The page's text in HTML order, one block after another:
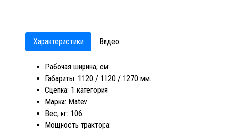
Характеристики Видео
Рабочая ширина, см:
Габариты: 1120 / 1120 / 1270 мм.
Сцепка: 1 категория
Марка: Matev
Вес, кг: 106
Мощность трактора: